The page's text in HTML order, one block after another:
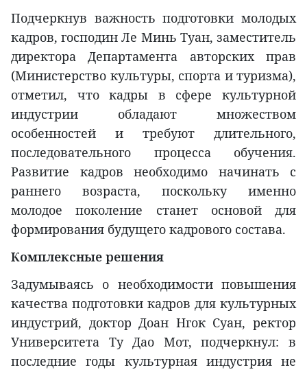
Подчеркнув важность подготовки молодых
кадров, господин Ле Минь Туан, заместитель
директора Департамента авторских прав
(Министерство культуры, спорта и туризма),
отметил, что кадры в сфере культурной
индустрии обладают множеством
особенностей и требуют длительного,
последовательного процесса обучения.
Развитие кадров необходимо начинать с
раннего возраста, поскольку именно
молодое поколение станет основой для
формирования будущего кадрового состава.
Комплексные решения
Задумываясь о необходимости повышения
качества подготовки кадров для культурных
индустрий, доктор Доан Нгок Суан, ректор
Университета Ту Дао Мот, подчеркнул: в
последние годы культурная индустрия не